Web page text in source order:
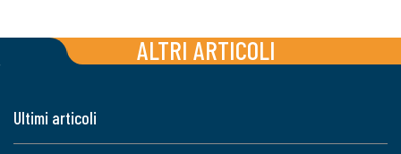
ALTRI ARTICOLI
Ultimi articoli